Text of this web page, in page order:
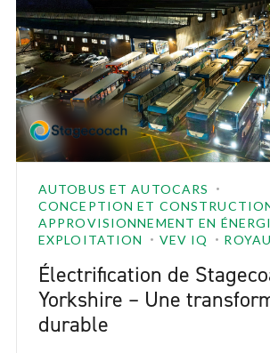
AUTOBUS ET AUTOCARS
CONCEPTION ET
APPROVISIONNEMENT EN
EXPLOITATION
VEV IQ
Électrification de
Yorkshire – Une
durable